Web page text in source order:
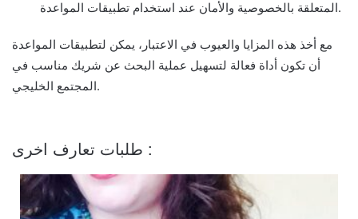
المتعلقة بالخصوصية والأمان عند استخدام تطبيقات المواعدة.
مع أخذ هذه المزايا والعيوب في الاعتبار، يمكن لتطبيقات المواعدة
أن تكون أداة فعالة لتسهيل عملية البحث عن شريك مناسب في
المجتمع الخليجي.
طلبات تعارف اخرى :